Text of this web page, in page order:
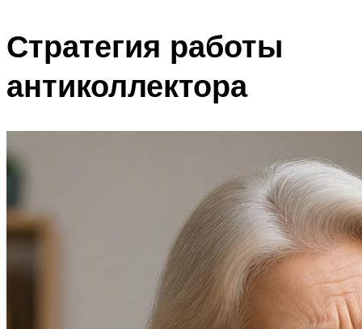
Стратегия работы
антиколлектора